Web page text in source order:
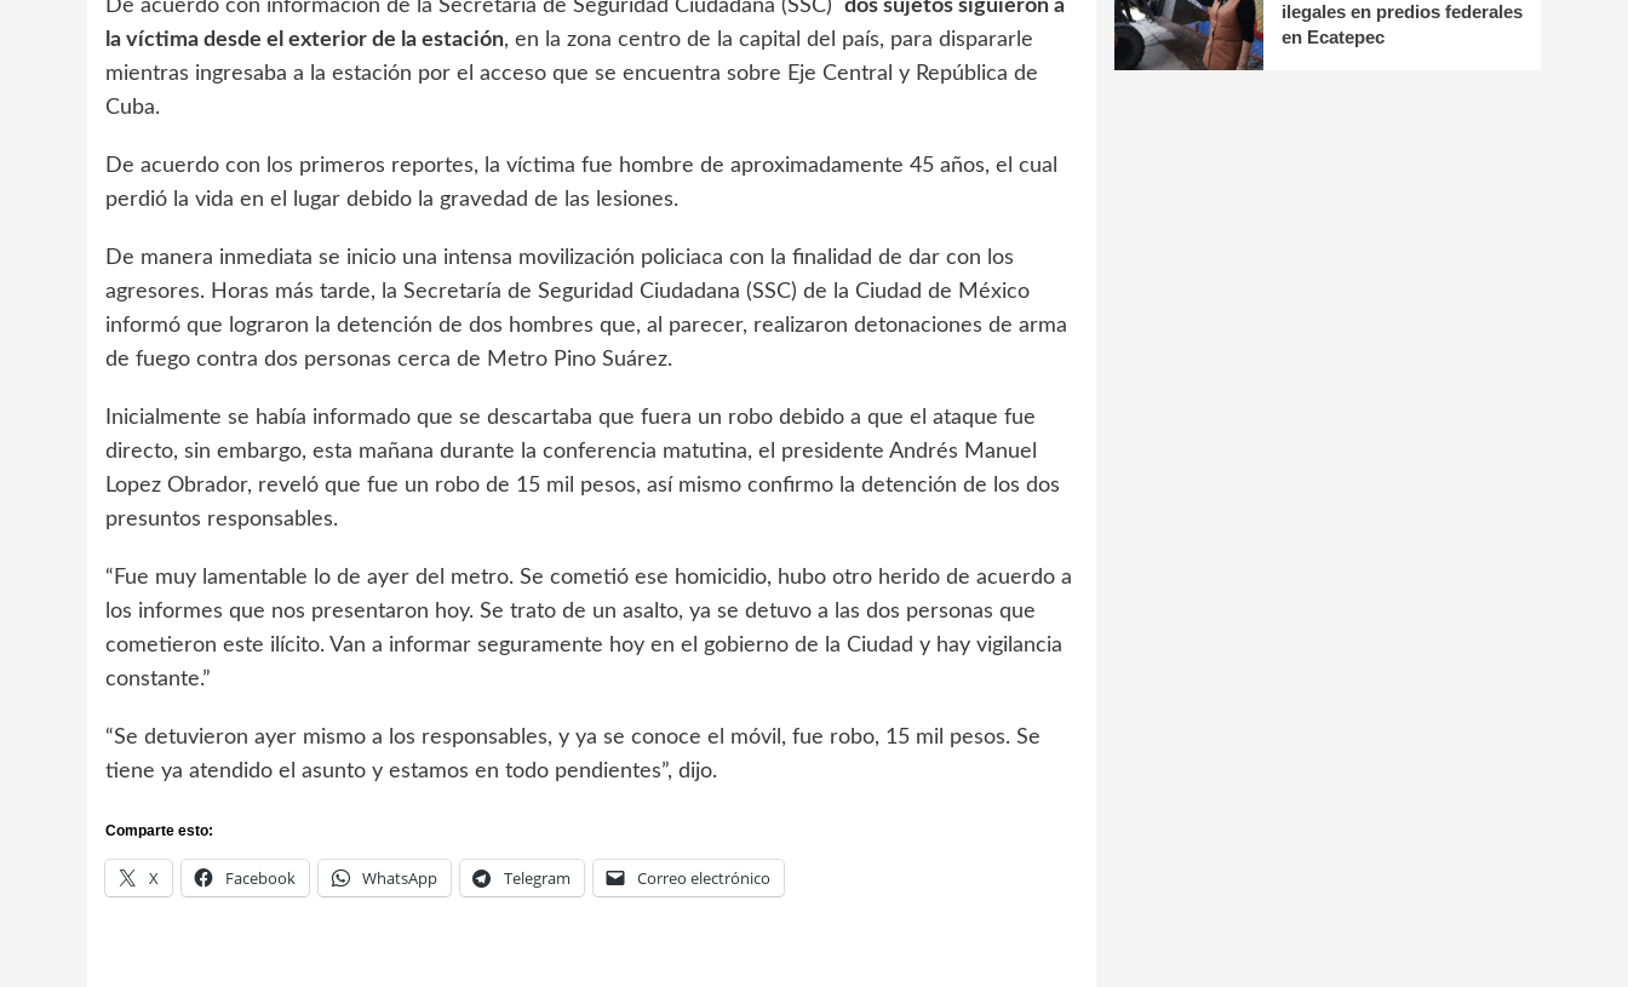
De acuerdo con información de la Secretaría de Seguridad Ciudadana (SSC) dos sujetos siguieron a
la víctima desde el exterior de la estación, en la zona centro de la capital del país, para dispararle
mientras ingresaba a la estación por el acceso que se encuentra sobre Eje Central y República de
Cuba.
De acuerdo con los primeros reportes, la víctima fue hombre de aproximadamente 45 años, el cual
perdió la vida en el lugar debido la gravedad de las lesiones.
De manera inmediata se inicio una intensa movilización policiaca con la finalidad de dar con los
agresores. Horas más tarde, la Secretaría de Seguridad Ciudadana (SSC) de la Ciudad de México
informó que lograron la detención de dos hombres que, al parecer, realizaron detonaciones de arma
de fuego contra dos personas cerca de Metro Pino Suárez.
Inicialmente se había informado que se descartaba que fuera un robo debido a que el ataque fue
directo, sin embargo, esta mañana durante la conferencia matutina, el presidente Andrés Manuel
Lopez Obrador, reveló que fue un robo de 15 mil pesos, así mismo confirmo la detención de los dos
presuntos responsables.
“Fue muy lamentable lo de ayer del metro. Se cometió ese homicidio, hubo otro herido de acuerdo a
los informes que nos presentaron hoy. Se trato de un asalto, ya se detuvo a las dos personas que
cometieron este ilícito. Van a informar seguramente hoy en el gobierno de la Ciudad y hay vigilancia
constante.”
“Se detuvieron ayer mismo a los responsables, y ya se conoce el móvil, fue robo, 15 mil pesos. Se
tiene ya atendido el asunto y estamos en todo pendientes”, dijo.
Comparte esto:
X Facebook WhatsApp Telegram Correo electrónico
ilegales en predios federales
en Ecatepec